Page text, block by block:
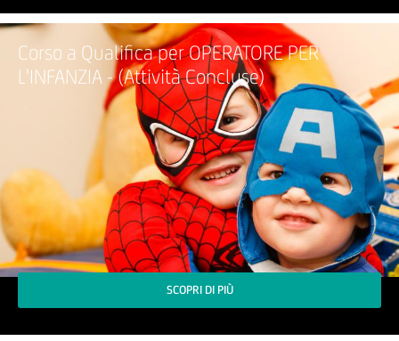
Corso a Qualifica per OPERATORE PER
L'INFANZIA - (Attività Concluse)
SCOPRI DI PIÙ